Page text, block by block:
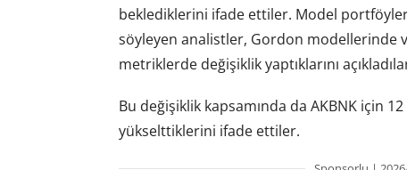
beklediklerini ifade ettiler. Model
söyleyen analistler, Gordon modellerinde
metriklerde değişiklik yaptıklarını
Bu değişiklik kapsamında da AKBNK için 12
yükselttiklerini ifade ettiler.